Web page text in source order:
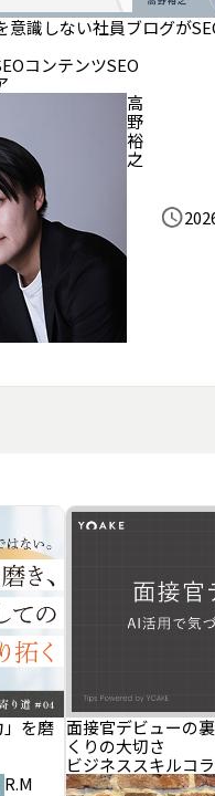
意識しない社員ブログが
コンテンツSEO
高
野
裕
之
を磨
R.M
面接官デビューの
くりの大切さ
ビジネススキルコ